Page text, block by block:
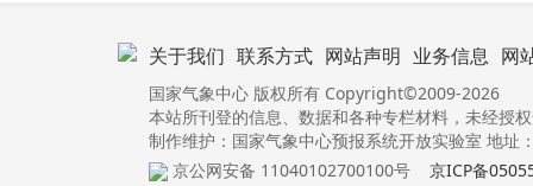
关于我们 联系方式 网站声明 业务信息 网
国家气象中心 版权所有 Copyright©2009-2026
本站所刊登的信息、数据和各种专栏材料，未经授
制作维护：国家气象中心预报系统开放实验室 地址
京公网安备 11040102700100号
京ICP备